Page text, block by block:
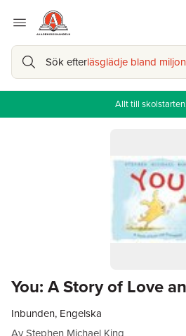
Sök efterläsglädje bland
Allt till
You: A Story of Love
Inbunden, Engelska